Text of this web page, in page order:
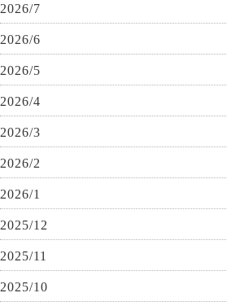
2026/7
2026/6
2026/5
2026/4
2026/3
2026/2
2026/1
2025/12
2025/11
2025/10